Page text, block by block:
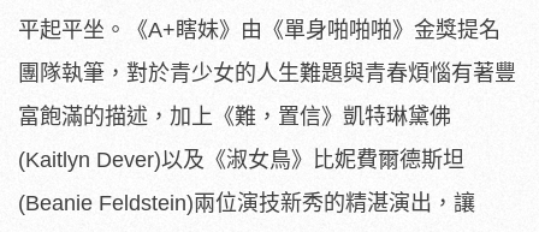
平起平坐。《A+瞎妹》由《單身啪啪啪》金獎提名
團隊執筆，對於青少女的人生難題與青春煩惱有著豐
富飽滿的描述，加上《難，置信》凱特琳黛佛
(Kaitlyn Dever)以及《淑女鳥》比妮費爾德斯坦
(Beanie Feldstein)兩位演技新秀的精湛演出，讓